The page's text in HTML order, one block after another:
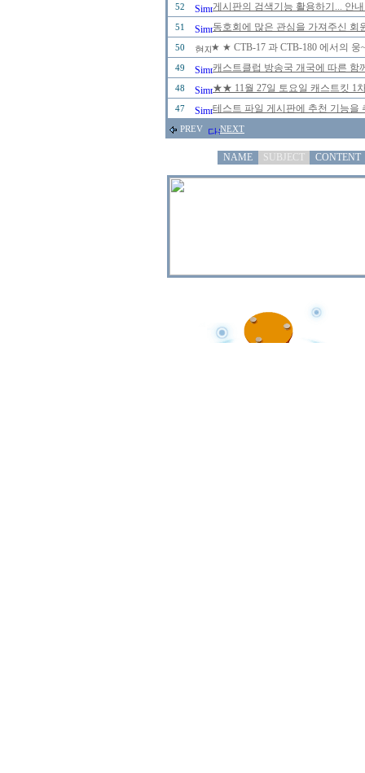
52 게시판의 검색기능 활용하기... 안
51 동호회에 많은 관심을 가져주신
50 ★ ★ CTB-17 과 CTB-180 에서의
49 캐스트클럽 방송국 개국에 따른
48 ★★ 11월 27일 토요일 캐스트킷
47 테스트 파일 게시판에 추천 기능
PREV NEXT